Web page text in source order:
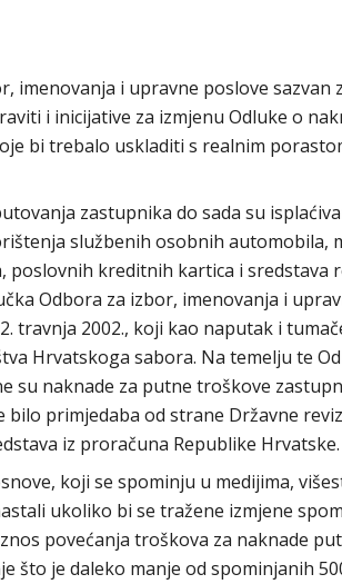
imenovanja i upravne poslove sazvan
i inicijative za izmjenu Odluke o
bi trebalo uskladiti s realnim
zastupnika do sada su
službenih osobnih automobila,
poslovnih kreditnih kartica i sredstava
Odbora za izbor, imenovanja i
travnja 2002., koji kao naputak i
Hrvatskoga sabora. Na temelju te
su naknade za putne troškove
bilo primjedaba od strane Državne
iz proračuna Republike Hrvatske.
koji se spominju u medijima,
ukoliko bi se tražene izmjene
povećanja troškova za naknade
što je daleko manje od spominjanih